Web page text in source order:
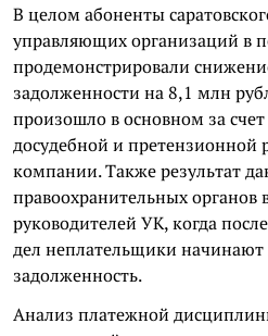
В целом абоненты
управляющих организаций в
продемонстрировали
задолженности на 8,1 млн
произошло в основном за
досудебной и претензионной
компании. Также результат
правоохранительных органов
руководителей УК, когда
дел неплательщики
задолженность.
Анализ платежной